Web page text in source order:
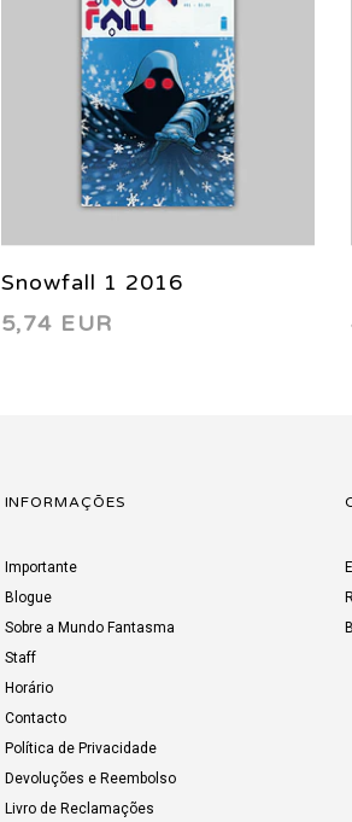
Snowfall 1 2016
5,74 EUR
INFORMAÇÕES
Importante
Blogue
Sobre a Mundo Fantasma
Staff
Horário
Contacto
Política de Privacidade
Devoluções e Reembolso
Livro de Reclamações